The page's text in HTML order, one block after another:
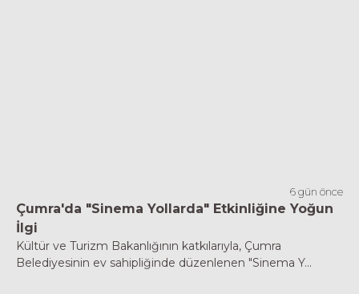
6 gün önce
Çumra'da "Sinema Yollarda" Etkinliğine Yoğun
İlgi
Kültür ve Turizm Bakanlığının katkılarıyla, Çumra
Belediyesinin ev sahipliğinde düzenlenen "Sinema Y...